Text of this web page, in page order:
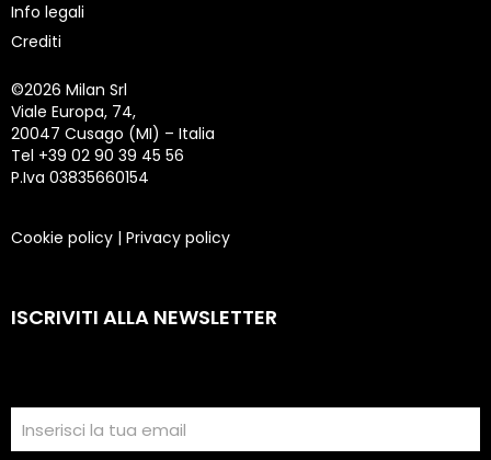
Info legali
Crediti
©2026 Milan Srl
Viale Europa, 74,
20047 Cusago (MI) – Italia
Tel +39 02 90 39 45 56
P.Iva 03835660154
Cookie policy | Privacy policy
ISCRIVITI ALLA NEWSLETTER